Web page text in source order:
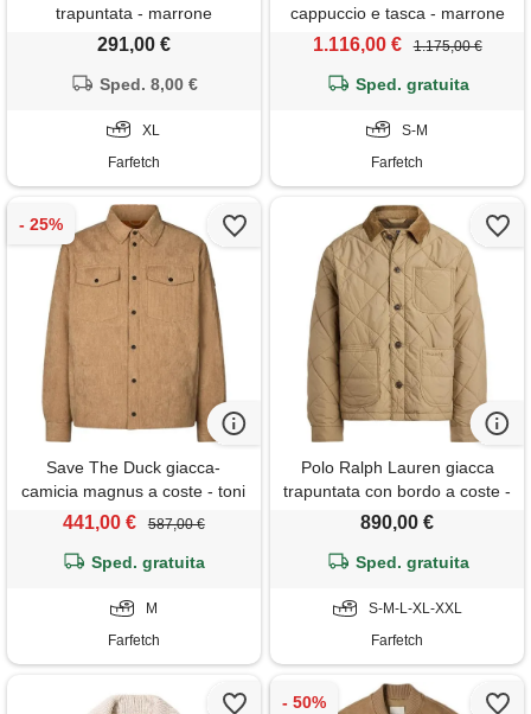
trapuntata - marrone
291,00 €
Sped. 8,00 €
XL
Farfetch
cappuccio e tasca - marrone
1.116,00 € 1.175,00 €
Sped. gratuita
S-M
Farfetch
Save The Duck giacca-
camicia magnus a coste - toni
neutri
441,00 € 587,00 €
Sped. gratuita
M
Farfetch
Polo Ralph Lauren giacca
trapuntata con bordo a coste -
toni neutri
890,00 €
Sped. gratuita
S-M-L-XL-XXL
Farfetch